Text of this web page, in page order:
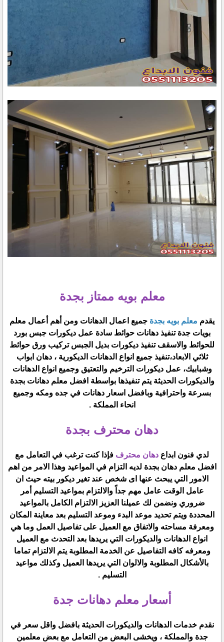
معلم بويه ممتاز بجدة
يقدم معلم بويه بجدة جميع اعمال الدهانات ومن أهم أعمال معلم
بويات جدة تنفيذ دهانات حوائط سادة عمل ديكورات جبس بورد
للحوائط والاسقف تنفيذ ديكورات بديل الجبس تركيب ورق حوائط
ثلاثي الابعاد،تنفيذ جميع انواع الدهانات الديكورية ، دهان ابواب
وشبابيك، عمل ديكورات الترخيم والتعتيق وجميع انواع الدهانات
والديكورات الحديثة يتم تنفيذها بواسطة افضل معلم دهانات بجدة
بسرعة واحترافية وبافضل اسعار دهانات في جده ومكه وجميع
انحاء المملكة .
دهان محترف بجدة
لدي فنون ابداع دهان محترف فإذا كنت ترغب في التعامل مع
افضل معلم دهان بجدة لديه التزام في المواعيد وهذا الامر من اهم
الامور التي يبحث عنها اى شخص عند تغير ديكور بيته حيث ان
عامل الوقت عامل مهم جداً والالتزام بمواعيد التسليم أمر
ضروري ونضمن لك عميلنا العزيز الالتزام الكامل بالمواعيد
المحددة ويتم تحديد موعد البدء وموعد التسليم بعد معاينة المكان
ومعرفة مساحته والاتفاق مع العميل على تفاصيل العمل وما هي
انواع الدهانات والديكورات التي يريدها بعد التحدث مع العميل
ومعرفه كافه التفاصيل عن الخدمة المطلوبة يتم الالتزام تماما
بالأشكال المطلوبة والالوان التي يريدها العميل وكذلك مواعيد
التسليم .
أسعار معلم دهانات جدة
نقدم خدمات الدهانات والديكورات الحديثة بافضل واقل سعر في
جدة والمملكة ، ويخشى البعض من التعامل مع بعض معلمين